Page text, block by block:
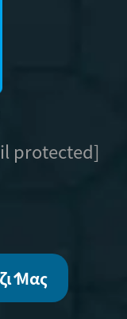
protected]
Μας